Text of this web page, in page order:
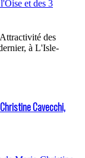
des
à L'Isle-
Cavecchi,